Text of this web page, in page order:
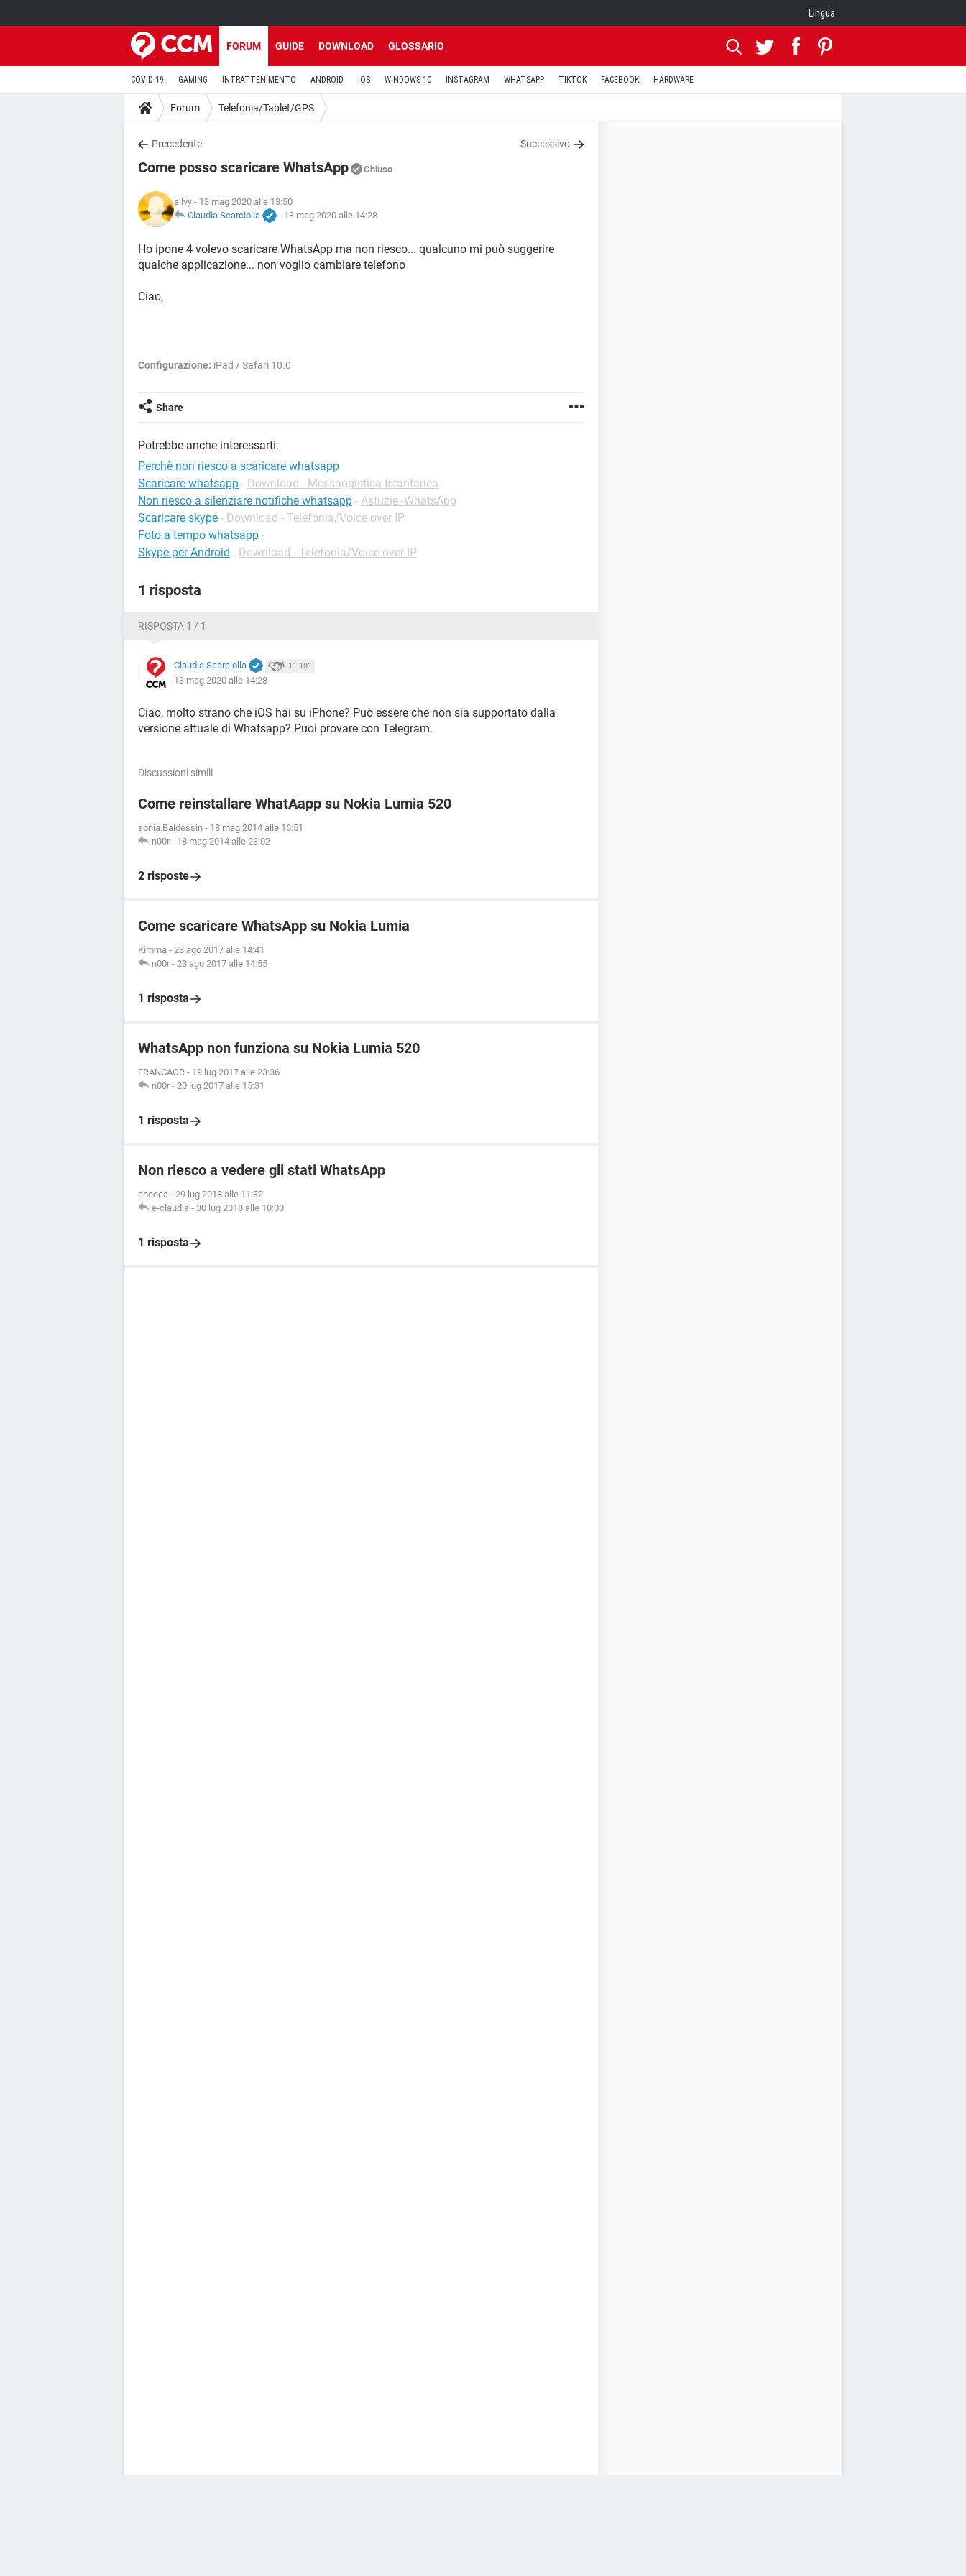
Lingua
FORUM GUIDE DOWNLOAD GLOSSARIO
COVID-19 GAMING INTRATTENIMENTO ANDROID iOS WINDOWS 10 INSTAGRAM WHATSAPP TIKTOK FACEBOOK HARDWARE
Forum Telefonia/Tablet/GPS
Precedente Successivo
Come posso scaricare WhatsApp Chiuso
silvy - 13 mag 2020 alle 13:50
Claudia Scarciolla
- 13 mag 2020 alle 14:28
Ho ipone 4 volevo scaricare WhatsApp ma non riesco... qualcuno mi può suggerire
qualche applicazione... non voglio cambiare telefono
Ciao,
Configurazione: iPad / Safari 10.0
Share
Potrebbe anche interessarti:
Perchè non riesco a scaricare whatsapp
Scaricare whatsapp - Download - Messaggistica Istantanea
Non riesco a silenziare notifiche whatsapp - Astuzie -WhatsApp
Scaricare skype - Download - Telefonia/Voice over IP
Foto a tempo whatsapp -
Skype per Android - Download - Telefonia/Voice over IP
1 risposta
RISPOSTA 1 / 1
Claudia Scarciolla 11.181
13 mag 2020 alle 14:28
Ciao, molto strano che iOS hai su iPhone? Può essere che non sia supportato dalla
versione attuale di Whatsapp? Puoi provare con Telegram.
Discussioni simili
Come reinstallare WhatAapp su Nokia Lumia 520
sonia.Baldessin - 18 mag 2014 alle 16:51
n00r - 18 mag 2014 alle 23:02
2 risposte
Come scaricare WhatsApp su Nokia Lumia
Kimma - 23 ago 2017 alle 14:41
n00r - 23 ago 2017 alle 14:55
1 risposta
WhatsApp non funziona su Nokia Lumia 520
FRANCAOR - 19 lug 2017 alle 23:36
n00r - 20 lug 2017 alle 15:31
1 risposta
Non riesco a vedere gli stati WhatsApp
checca - 29 lug 2018 alle 11:32
e-claudia - 30 lug 2018 alle 10:00
1 risposta